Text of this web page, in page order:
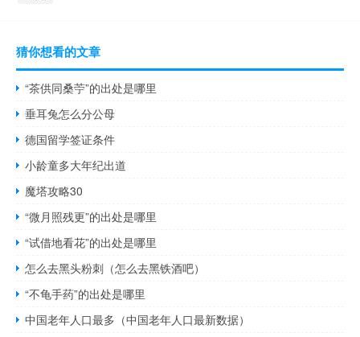
猜你想看的文章
“茶供同桑苧”的出处是哪里
垂耳兔怎么分公母
德国留学签证条件
小龄童多大年纪出道
魔塔攻略30
“微月照残更”的出处是哪里
“试借地看花”的出处是哪里
怎么去黑头粉刺（怎么去黑铁酒吧）
“不龟手药”的出处是哪里
中国老年人口最多（中国老年人口最新数据）